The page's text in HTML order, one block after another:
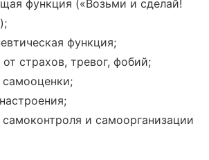
функция («Возьми и сделай!
функция;
от страхов, тревог, фобий;
и самоорганизации